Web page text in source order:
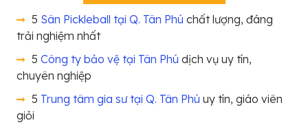
5 Sân Pickleball tại Q. Tân Phú chất lượng, đáng
trải nghiệm nhất
5 Công ty bảo vệ tại Tân Phú dịch vụ uy tín,
chuyên nghiệp
5 Trung tâm gia sư tại Q. Tân Phú uy tín, giáo viên
giỏi